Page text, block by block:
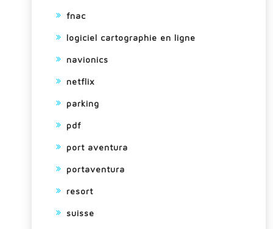
fnac
logiciel cartographie en ligne
navionics
netflix
parking
pdf
port aventura
portaventura
resort
suisse